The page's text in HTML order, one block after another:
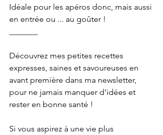
Idéale pour les apéros donc, mais aussi
en entrée ou ... au goûter !
Découvrez mes petites recettes
expresses, saines et savoureuses en
avant première dans ma newsletter,
pour ne jamais manquer d'idées et
rester en bonne santé !
Si vous aspirez à une vie plus